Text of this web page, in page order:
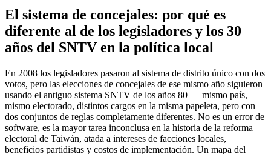
El sistema de concejales: por qué es
diferente al de los legisladores y los 30
años del SNTV en la política local
En 2008 los legisladores pasaron al sistema de distrito único con dos
votos, pero las elecciones de concejales de ese mismo año siguieron
usando el antiguo sistema SNTV de los años 80 — mismo país,
mismo electorado, distintos cargos en la misma papeleta, pero con
dos conjuntos de reglas completamente diferentes. No es un error de
software, es la mayor tarea inconclusa en la historia de la reforma
electoral de Taiwán, atada a intereses de facciones locales,
beneficios partidistas y costos de implementación. Un mapa del